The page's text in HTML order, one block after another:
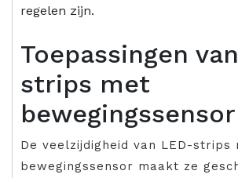
regelen zijn.
Toepassingen
strips met
bewegingssensor
De veelzijdigheid van LED-strips
bewegingssensor maakt ze